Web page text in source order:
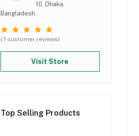
10, Dhaka,
Bangladesh.
(7 customer reviews)
Visit Store
Top Selling Products